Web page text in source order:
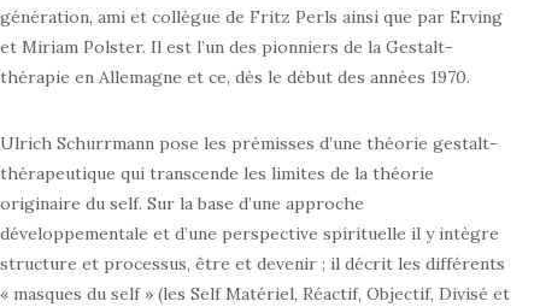
génération, ami et collègue de Fritz Perls ainsi que par Erving
et Miriam Polster. Il est l’un des pionniers de la Gestalt-
thérapie en Allemagne et ce, dès le début des années 1970.
Ulrich Schurrmann pose les prémisses d’une théorie gestalt-
thérapeutique qui transcende les limites de la théorie
originaire du self. Sur la base d’une approche
développementale et d’une perspective spirituelle il y intègre
structure et processus, être et devenir ; il décrit les différents
« masques du self » (les Self Matériel, Réactif, Objectif, Divisé et